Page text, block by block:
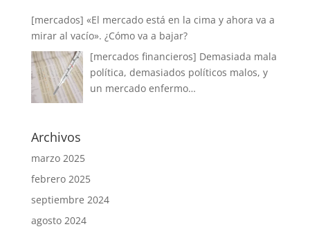
[mercados] «El mercado está en la cima y ahora va a
mirar al vacío». ¿Cómo va a bajar?
[mercados financieros] Demasiada mala
política, demasiados políticos malos, y
un mercado enfermo…
Archivos
marzo 2025
febrero 2025
septiembre 2024
agosto 2024